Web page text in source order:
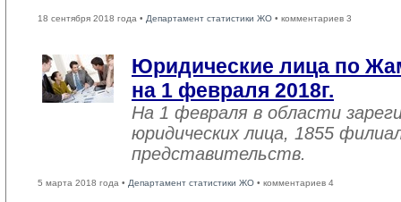
18 сентября 2018 года • Департамент статистики ЖО • комментариев 3
Юридические лица по
на 1 февраля 2018г.
На 1 февраля в области
юридических лица, 1855
представительств.
5 марта 2018 года • Департамент статистики ЖО • комментариев 4